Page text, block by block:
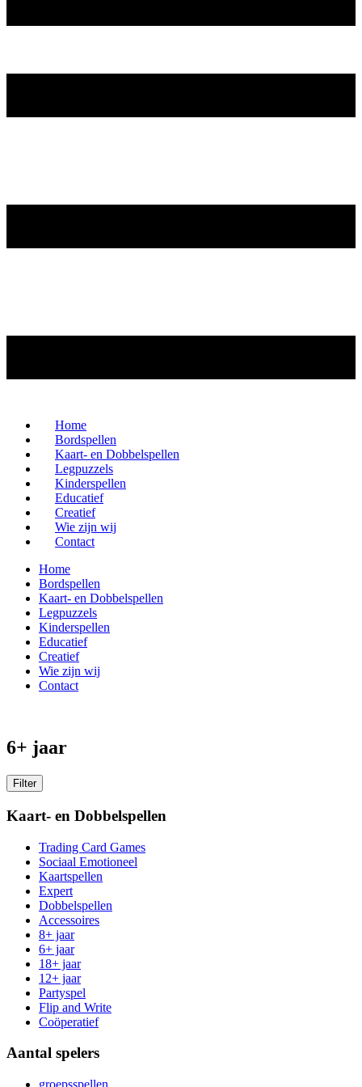
Home
Bordspellen
Kaart- en Dobbelspellen
Legpuzzels
Kinderspellen
Educatief
Creatief
Wie zijn wij
Contact
Home
Bordspellen
Kaart- en Dobbelspellen
Legpuzzels
Kinderspellen
Educatief
Creatief
Wie zijn wij
Contact
6+ jaar
Filter
Kaart- en Dobbelspellen
Trading Card Games
Sociaal Emotioneel
Kaartspellen
Expert
Dobbelspellen
Accessoires
8+ jaar
6+ jaar
18+ jaar
12+ jaar
Partyspel
Flip and Write
Coöperatief
Aantal spelers